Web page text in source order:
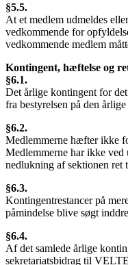
§5.5.
At et medlem udmeldes
vedkommende for
vedkommende medlem
Kontingent, hæftelse og
§6.1.
Det årlige kontingent for
fra bestyrelsen på den
§6.2.
Medlemmerne hæfter ikke
Medlemmerne har ikke
nedlukning af sektionen ret
§6.3.
Kontingentrestancer på
påmindelse blive søgt
§6.4.
Af det samlede årlige
sekretariatsbidrag til